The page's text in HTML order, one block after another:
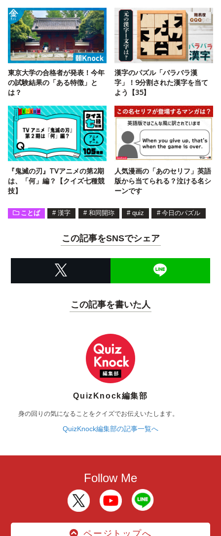
東京大学の合格者が発表！今年
の試験結果の「ある特徴」と
は？
漢字のパズル「バラバラ漢
字」！9分割された漢字を当て
よう【35】
『鬼滅の刃』TVアニメの第2期
は、「何」編？【クイズ七種競
技】
人気漫画の「あのセリフ」英語
版から当てられる？泣ける名シ
ーンです
ことば # 漢字 # 和同開珎 # quiz # 今日のパズル
この記事をSNSでシェア
この記事を書いた人
QuizKnock編集部
身の回りの気になることをクイズでお伝えいたします。
QuizKnock編集部の記事一覧へ
Follow Me
ページトップへ